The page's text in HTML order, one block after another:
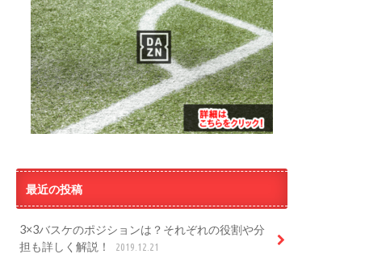
最近の投稿
3×3バスケのポジションは？それぞれの役割や分
担も詳しく解説！
2019.12.21